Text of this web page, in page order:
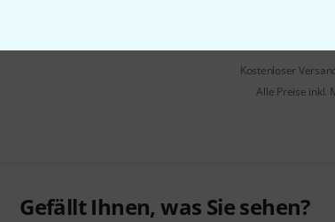
Kostenloser
Alle Preise inkl.
Gefällt Ihnen, was Sie sehen?